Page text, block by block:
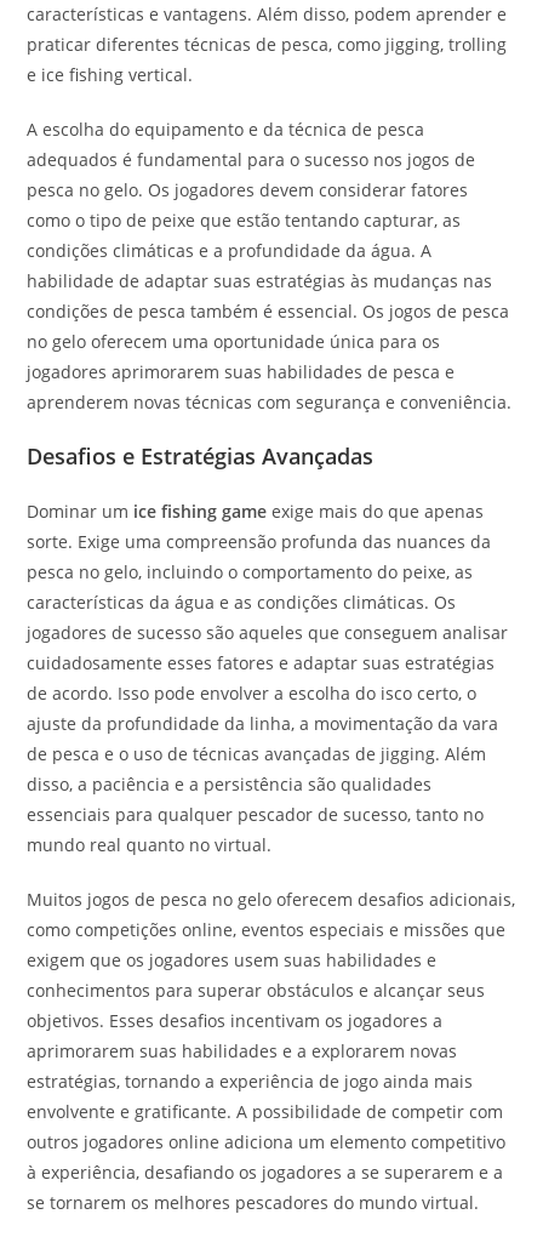
características e vantagens. Além disso, podem aprender e
praticar diferentes técnicas de pesca, como jigging, trolling
e ice fishing vertical.
A escolha do equipamento e da técnica de pesca
adequados é fundamental para o sucesso nos jogos de
pesca no gelo. Os jogadores devem considerar fatores
como o tipo de peixe que estão tentando capturar, as
condições climáticas e a profundidade da água. A
habilidade de adaptar suas estratégias às mudanças nas
condições de pesca também é essencial. Os jogos de pesca
no gelo oferecem uma oportunidade única para os
jogadores aprimorarem suas habilidades de pesca e
aprenderem novas técnicas com segurança e conveniência.
Desafios e Estratégias Avançadas
Dominar um ice fishing game exige mais do que apenas
sorte. Exige uma compreensão profunda das nuances da
pesca no gelo, incluindo o comportamento do peixe, as
características da água e as condições climáticas. Os
jogadores de sucesso são aqueles que conseguem analisar
cuidadosamente esses fatores e adaptar suas estratégias
de acordo. Isso pode envolver a escolha do isco certo, o
ajuste da profundidade da linha, a movimentação da vara
de pesca e o uso de técnicas avançadas de jigging. Além
disso, a paciência e a persistência são qualidades
essenciais para qualquer pescador de sucesso, tanto no
mundo real quanto no virtual.
Muitos jogos de pesca no gelo oferecem desafios adicionais,
como competições online, eventos especiais e missões que
exigem que os jogadores usem suas habilidades e
conhecimentos para superar obstáculos e alcançar seus
objetivos. Esses desafios incentivam os jogadores a
aprimorarem suas habilidades e a explorarem novas
estratégias, tornando a experiência de jogo ainda mais
envolvente e gratificante. A possibilidade de competir com
outros jogadores online adiciona um elemento competitivo
à experiência, desafiando os jogadores a se superarem e a
se tornarem os melhores pescadores do mundo virtual.